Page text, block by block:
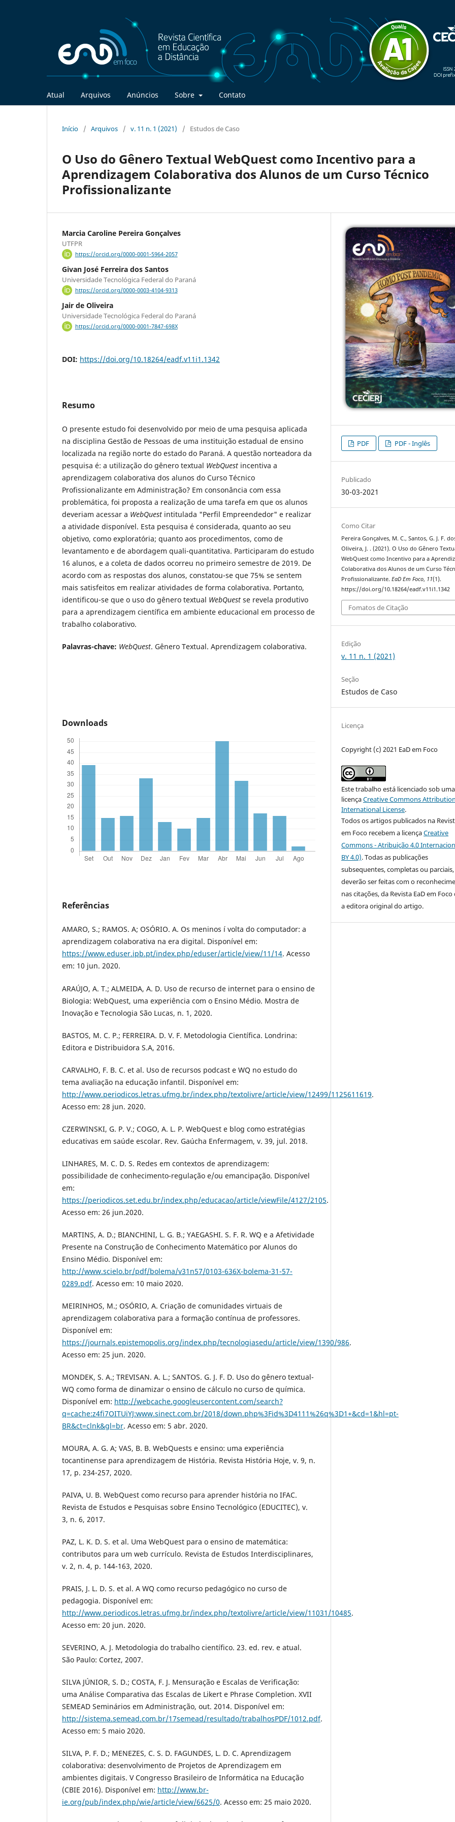
Atual Arquivos Anúncios Sobre Contato
Início / Arquivos / v. 11 n. 1 (2021) / Estudos de Caso
O Uso do Gênero Textual WebQuest como Incentivo para a
Aprendizagem Colaborativa dos Alunos de um Curso Técnico
Profissionalizante
Marcia Caroline Pereira Gonçalves
UTFPR
https://orcid.org/0000-0001-5964-2057
Givan José Ferreira dos Santos
Universidade Tecnológica Federal do Paraná
https://orcid.org/0000-0003-4104-9313
Jair de Oliveira
Universidade Tecnológica Federal do Paraná
https://orcid.org/0000-0001-7847-698X
DOI: https://doi.org/10.18264/eadf.v11i1.1342
Resumo
O presente estudo foi desenvolvido por meio de uma pesquisa aplicada
na disciplina Gestão de Pessoas de uma instituição estadual de ensino
localizada na região norte do estado do Paraná. A questão norteadora da
pesquisa é: a utilização do gênero textual WebQuest incentiva a
aprendizagem colaborativa dos alunos do Curso Técnico
Profissionalizante em Administração? Em consonância com essa
problemática, foi proposta a realização de uma tarefa em que os alunos
deveriam acessar a WebQuest intitulada "Perfil Empreendedor" e realizar
a atividade disponível. Esta pesquisa é considerada, quanto ao seu
objetivo, como exploratória; quanto aos procedimentos, como de
levantamento e de abordagem quali-quantitativa. Participaram do estudo
16 alunos, e a coleta de dados ocorreu no primeiro semestre de 2019. De
acordo com as respostas dos alunos, constatou-se que 75% se sentem
mais satisfeitos em realizar atividades de forma colaborativa. Portanto,
identificou-se que o uso do gênero textual WebQuest se revela produtivo
para a aprendizagem científica em ambiente educacional em processo de
trabalho colaborativo.
Palavras-chave: WebQuest. Gênero Textual. Aprendizagem colaborativa.
Downloads
Referências
AMARO, S.; RAMOS. A; OSÓRIO. A. Os meninos í volta do computador: a
aprendizagem colaborativa na era digital. Disponí­vel em:
https://www.eduser.ipb.pt/index.php/eduser/article/view/11/14. Acesso
em: 10 jun. 2020.
ARAÚJO, A. T.; ALMEIDA, A. D. Uso de recurso de internet para o ensino de
Biologia: WebQuest, uma experiência com o Ensino Médio. Mostra de
Inovação e Tecnologia São Lucas, n. 1, 2020.
BASTOS, M. C. P.; FERREIRA. D. V. F. Metodologia Cientí­fica. Londrina:
Editora e Distribuidora S.A, 2016.
CARVALHO, F. B. C. et al. Uso de recursos podcast e WQ no estudo do
tema avaliação na educação infantil. Disponí­vel em:
http://www.periodicos.letras.ufmg.br/index.php/textolivre/article/view/12499/1125611619.
Acesso em: 28 jun. 2020.
CZERWINSKI, G. P. V.; COGO, A. L. P. WebQuest e blog como estratégias
educativas em saúde escolar. Rev. Gaúcha Enfermagem, v. 39, jul. 2018.
LINHARES, M. C. D. S. Redes em contextos de aprendizagem:
possibilidade de conhecimento-regulação e/ou emancipação. Disponí­vel
em:
https://periodicos.set.edu.br/index.php/educacao/article/viewFile/4127/2105.
Acesso em: 26 jun.2020.
MARTINS, A. D.; BIANCHINI, L. G. B.; YAEGASHI. S. F. R. WQ e a Afetividade
Presente na Construção de Conhecimento Matemático por Alunos do
Ensino Médio. Disponí­vel em:
http://www.scielo.br/pdf/bolema/v31n57/0103-636X-bolema-31-57-
0289.pdf. Acesso em: 10 maio 2020.
MEIRINHOS, M.; OSÓRIO, A. Criação de comunidades virtuais de
aprendizagem colaborativa para a formação contí­nua de professores.
Disponí­vel em:
https://journals.epistemopolis.org/index.php/tecnologiasedu/article/view/1390/986.
Acesso em: 25 jun. 2020.
MONDEK, S. A.; TREVISAN. A. L.; SANTOS. G. J. F. D. Uso do gênero textual-
WQ como forma de dinamizar o ensino de cálculo no curso de quí­mica.
Disponí­vel em: http://webcache.googleusercontent.com/search?
q=cache:z4fi7OITUiYJ:www.sinect.com.br/2018/down.php%3Fid%3D4111%26q%3D1+&cd=1&hl=pt-
BR&ct=clnk&gl=br. Acesso em: 5 abr. 2020.
MOURA, A. G. A; VAS, B. B. WebQuests e ensino: uma experiência
tocantinense para aprendizagem de História. Revista História Hoje, v. 9, n.
17, p. 234-257, 2020.
PAIVA, U. B. WebQuest como recurso para aprender história no IFAC.
Revista de Estudos e Pesquisas sobre Ensino Tecnológico (EDUCITEC), v.
3, n. 6, 2017.
PAZ, L. K. D. S. et al. Uma WebQuest para o ensino de matemática:
contributos para um web currí­culo. Revista de Estudos Interdisciplinares,
v. 2, n. 4, p. 144-163, 2020.
PRAIS, J. L. D. S. et al. A WQ como recurso pedagógico no curso de
pedagogia. Disponí­vel em:
http://www.periodicos.letras.ufmg.br/index.php/textolivre/article/view/11031/10485.
Acesso em: 20 jun. 2020.
SEVERINO, A. J. Metodologia do trabalho cientí­fico. 23. ed. rev. e atual.
São Paulo: Cortez, 2007.
SILVA JÚNIOR, S. D.; COSTA, F. J. Mensuração e Escalas de Verificação:
uma Análise Comparativa das Escalas de Likert e Phrase Completion. XVII
SEMEAD Seminários em Administração, out. 2014. Disponí­vel em:
http://sistema.semead.com.br/17semead/resultado/trabalhosPDF/1012.pdf.
Acesso em: 5 maio 2020.
SILVA, P. F. D.; MENEZES, C. S. D. FAGUNDES, L. D. C. Aprendizagem
colaborativa: desenvolvimento de Projetos de Aprendizagem em
ambientes digitais. V Congresso Brasileiro de Informática na Educação
(CBIE 2016). Disponí­vel em: http://www.br-
ie.org/pub/index.php/wie/article/view/6625/0. Acesso em: 25 maio 2020.
PDF PDF - Inglês
Publicado
30-03-2021
Como Citar
Pereira Gonçalves, M. C., Santos, G. J. F.
Oliveira, J. . (2021). O Uso do Gênero
WebQuest como Incentivo para a
Colaborativa dos Alunos de um Curso
Profissionalizante.EaD Em Foco, 11(1).
https://doi.org/10.18264/eadf.v11i1.1342
Fomatos de Citação
Edição
v. 11 n. 1 (2021)
Seção
Estudos de Caso
Licença
Copyright (c) 2021 EaD em Foco
Este trabalho está licenciado sob uma
licençaCreative Commons
International License.
Todos os artigos publicados na
em Foco recebem a licençaCreative
Commons - Atribuição 4.0
BY 4.0). Todas as publicações
subsequentes, completas ou parciais,
deverão ser feitas com o
nas citações, da Revista EaD em
a editora original do artigo.